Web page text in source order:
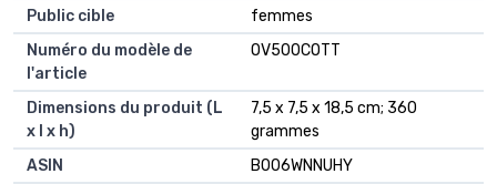
Public cible
‎femmes
Numéro du modèle de
l'article
‎OV500COTT
Dimensions du produit (L
x l x h)
‎7,5 x 7,5 x 18,5 cm; 360
grammes
ASIN
‎B006WNNUHY